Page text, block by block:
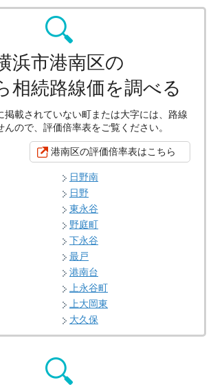
浜市港南区の
相続路線価を調べる
掲載されていない町または大字には、路線
ので、評価倍率表をご覧ください。
港南区の評価倍率表はこちら
日野南
日野
東永谷
野庭町
下永谷
最戸
港南台
上永谷町
上大岡東
大久保